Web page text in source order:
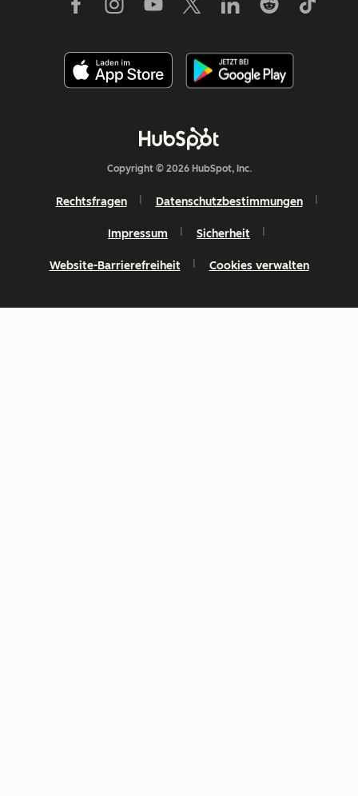
Copyright © 2026 HubSpot, Inc.
Rechtsfragen Datenschutzbestimmungen
Impressum Sicherheit
Website-Barrierefreiheit Cookies verwalten